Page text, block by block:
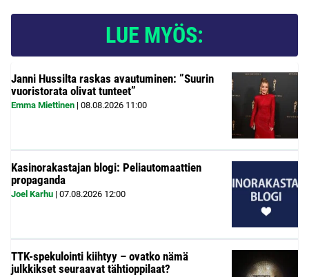
LUE MYÖS:
Janni Hussilta raskas avautuminen: ”Suurin
vuoristorata olivat tunteet”
Emma Miettinen | 08.08.2026 11:00
Kasinorakastajan blogi: Peliautomaattien
propaganda
Joel Karhu | 07.08.2026 12:00
TTK-spekulointi kiihtyy – ovatko nämä
julkkikset seuraavat tähtioppilaat?